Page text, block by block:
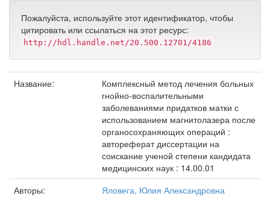
Пожалуйста, используйте этот идентификатор, чтобы
цитировать или ссылаться на этот ресурс:
http://hdl.handle.net/20.500.12701/4186
Название:
Комплексный метод лечения больных
гнойно-воспалительными
заболеваниями придатков матки с
использованием магнитолазера после
органосохраняющих операций :
автореферат диссертации на
соискание ученой степени кандидата
медицинских наук : 14.00.01
Авторы:
Яловега, Юлия Александровна